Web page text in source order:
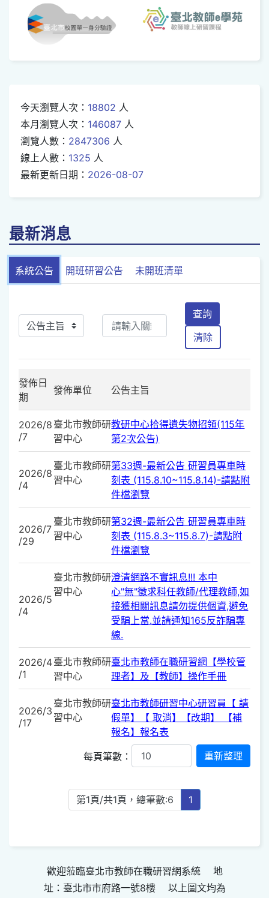
今天瀏覽人次： 18802 人
本月瀏覽人次： 146087 人
瀏覽人數： 2847306 人
線上人數： 1325 人
最新更新日期： 2026-08-07
最新消息
系統公告 開班研習公告 未開班清單
查詢
清除
發佈日
期
發佈單位 公告主旨
2026/8
/7
臺北市教師研
習中心
教研中心拾得遺失物招領(115年
第2次公告)
2026/8
/4
臺北市教師研
習中心
第33週-最新公告 研習員專車時
刻表 (115.8.10~115.8.14)-請點附
件檔瀏覽
2026/7
/29
臺北市教師研
習中心
第32週-最新公告 研習員專車時
刻表 (115.8.3~115.8.7)-請點附
件檔瀏覽
2026/5
/4
臺北市教師研
習中心
澄清網路不實訊息!!! 本中
心"無"徵求科任教師/代理教師,如
接獲相關訊息請勿提供個資,避免
受騙上當.並請通知165反詐騙專
線.
2026/4
/1
臺北市教師研
習中心
臺北市教師在職研習網【學校管
理者】及【教師】操作手冊
2026/3
/17
臺北市教師研
習中心
臺北市教師研習中心研習員【 請
假單】【 取消】【改期】 【補
報名】報名表
每頁筆數：
第1頁/共1頁，總筆數:6 1
歡迎蒞臨臺北市教師在職研習網系統 地
址：臺北市市府路一號8樓 以上圖文均為